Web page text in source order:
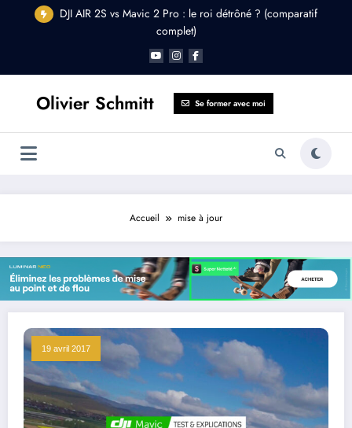
DJI AIR 2S vs Mavic 2 Pro : le roi détrôné ? (comparatif
complet)
Olivier Schmitt Se former avec moi
Accueil mise à jour
19 avril 2017